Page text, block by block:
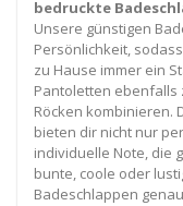
bedruckte
Unsere günstigen
Persönlichkeit,
zu Hause immer ein
Pantoletten ebenfalls
Röcken kombinieren.
bieten dir nicht nur
individuelle Note, die
bunte, coole oder
Badeschlappen